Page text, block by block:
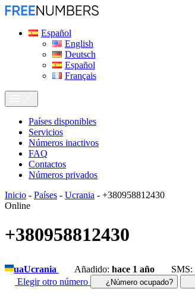
Español
English
Deutsch
Español
Français
Países disponibles
Servicios
Números inactivos
FAQ
Contactos
Números privados
Inicio - Países - Ucrania - +380958812430
Online
+380958812430
uaUcrania Añadido: hace 1 año SMS:
Elegir otro número
¿Número ocupado?